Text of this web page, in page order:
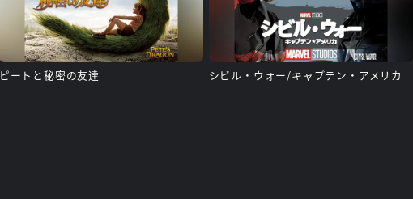
ピートと秘密の友達 シビル・ウォー/キャプテン・アメリカ